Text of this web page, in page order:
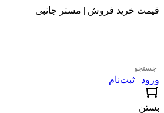
قیمت خرید فروش | مستر جانبی
ورود | ثبت‌نام
بستن